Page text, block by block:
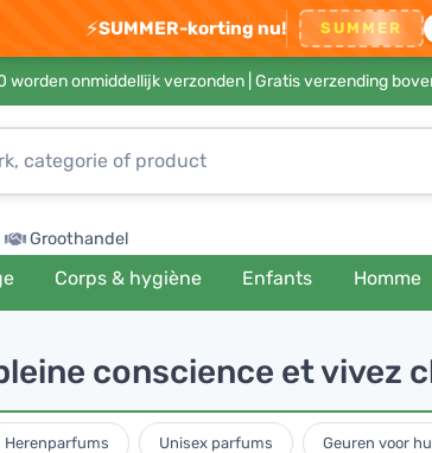
⚡SUMMER-korting nu! SUMMER
onmiddellijk verzonden | Gratis verzending
Groothandel
Corps & hygiène Enfants Homme
conscience et vivez
Herenparfums Unisex parfums Geuren voor